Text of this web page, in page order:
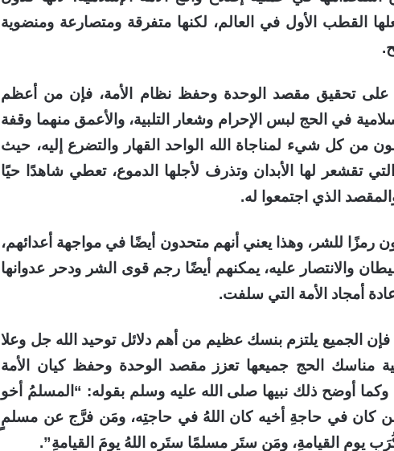
القطب الأول في العالم، لكنها متفرقة ومتصارعة ومنضوية
على تحقيق مقصد الوحدة وحفظ نظام الأمة، فإن من أعظم
في الحج لبس الإحرام وشعار التلبية، والأعمق منهما وقفة
من كل شيء لمناجاة الله الواحد القهار والتضرع إليه، حيث
تقشعر لها الأبدان وتذرف لأجلها الدموع، تعطي شاهدًا حيًا
الذي اجتمعوا له.
للشر، وهذا يعني أنهم متحدون أيضًا في مواجهة أعدائهم،
والانتصار عليه، يمكنهم أيضًا رجم قوى الشر ودحر عدوانها
أمجاد الأمة التي سلفت.
الجميع يلتزم بنسك عظيم من أهم دلائل توحيد الله جل وعلا
مناسك الحج جميعها تعزز مقصد الوحدة وحفظ كيان الأمة
وكما أوضح ذلك نبيها صلى الله عليه وسلم بقوله: “المسلمُ أخو
مَن كان في حاجةِ أخيه كان اللهُ في حاجتِه، ومَن فرَّج عن مسلمٍ
يومِ القيامةِ، ومَن ستَر مسلمًا ستَره اللهُ يومَ القيامةِ”.